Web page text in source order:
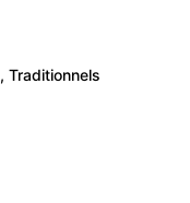
, Traditionnels